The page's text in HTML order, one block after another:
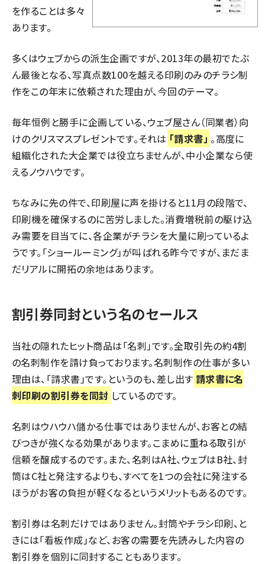
を作ることは多々
あります。
多くはウェブからの派生企画ですが、2013年の最初でたぶ
ん最後となる、写真点数100を越える印刷のみのチラシ制
作をこの年末に依頼された理由が、今回のテーマ。
毎年恒例と勝手に企画している、ウェブ屋さん（同業者）向
けのクリスマスプレゼントです。それは 「請求書」 。高度に
組織化された大企業では役立ちませんが、中小企業なら使
えるノウハウです。
ちなみに先の件で、印刷屋に声を掛けると11月の段階で、
印刷機を確保するのに苦労しました。消費増税前の駆け込
み需要を目当てに、各企業がチラシを大量に刷っているよ
うです。「ショールーミング」が叫ばれる昨今ですが、まだま
だリアルに開拓の余地はあります。
割引券同封という名のセールス
当社の隠れたヒット商品は「名刺」です。全取引先の約4割
の名刺制作を請け負っております。名刺制作の仕事が多い
理由は、「請求書」です。というのも、差し出す 請求書に名
刺印刷の割引券を同封 しているのです。
名刺はウハウハ儲かる仕事ではありませんが、お客との結
びつきが強くなる効果があります。こまめに重ねる取引が
信頼を醸成するのです。また、名刺はA社、ウェブはB社、封
筒はC社と発注するよりも、すべてを1つの会社に発注する
ほうがお客の負担が軽くなるというメリットもあるのです。
割引券は名刺だけではありません。封筒やチラシ印刷、と
きには「看板作成」など、お客の需要を先読みした内容の
割引券を個別に同封することもあります。